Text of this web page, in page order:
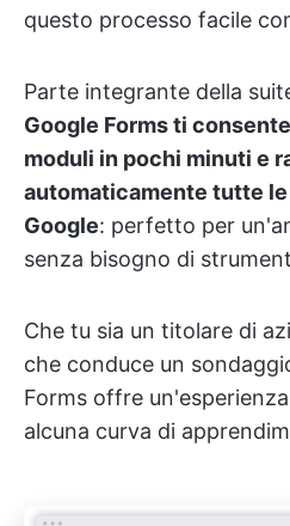
questo processo facile
Parte integrante della
Google Forms ti
moduli in pochi minuti e
automaticamente tutte
Google: perfetto per
senza bisogno di
Che tu sia un titolare di
che conduce un
Forms offre
alcuna curva di